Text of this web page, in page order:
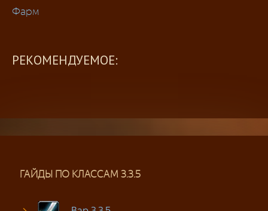
Фарм
РЕКОМЕНДУЕМОЕ:
ГАЙДЫ ПО КЛАССАМ 3.3.5